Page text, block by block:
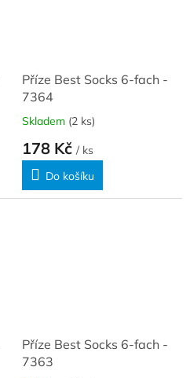
Příze Best Socks 6-fach -
7364
Skladem (2 ks)
178 Kč / ks
Do košíku
Příze Best Socks 6-fach -
7363